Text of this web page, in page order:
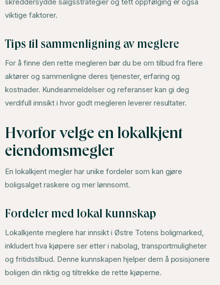
viktige faktorer.
Tips til sammenligning av meglere
For å finne den rette megleren bør du be om tilbud fra flere
aktører og sammenligne deres tjenester, erfaring og
kostnader. Kundeanmeldelser og referanser kan gi deg
verdifull innsikt i hvor godt megleren leverer resultater.
Hvorfor velge en lokalkjent
eiendomsmegler
En lokalkjent megler har unike fordeler som kan gjøre
boligsalget raskere og mer lønnsomt.
Fordeler med lokal kunnskap
Lokalkjente meglere har innsikt i Østre Totens boligmarked,
inkludert hva kjøpere ser etter i nabolag, transportmuligheter
og fritidstilbud. Denne kunnskapen hjelper dem å posisjonere
boligen din riktig og tiltrekke de rette kjøperne.